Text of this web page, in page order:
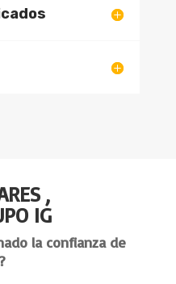
,
IG
la confianza de